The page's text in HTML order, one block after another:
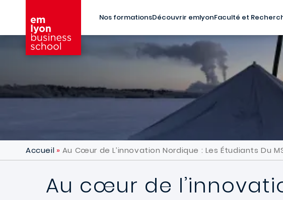
Nos formationsDécouvrir emlyonFaculté et
Accueil Au Cœur de L’innovation Nordique : Les Étudiants Du
Au cœur de